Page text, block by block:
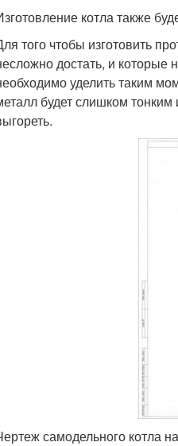
котла также
того чтобы изготовить
достать, и которые
уделить таким
будет слишком
самодельного котла